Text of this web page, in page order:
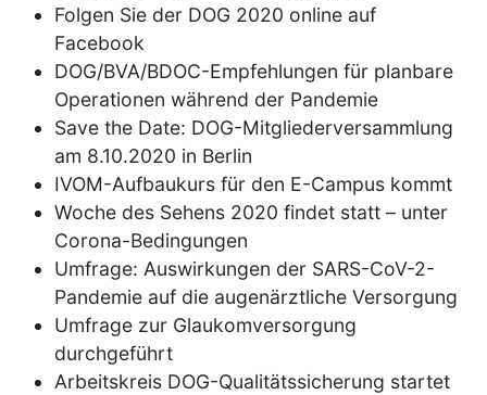
Folgen Sie der DOG 2020 online auf
Facebook
DOG/BVA/BDOC-Empfehlungen für planbare
Operationen während der Pandemie
Save the Date: DOG-Mitgliederversammlung
am 8.10.2020 in Berlin
IVOM-Aufbaukurs für den E-Campus kommt
Woche des Sehens 2020 findet statt – unter
Corona-Bedingungen
Umfrage: Auswirkungen der SARS-CoV-2-
Pandemie auf die augenärztliche Versorgung
Umfrage zur Glaukomversorgung
durchgeführt
Arbeitskreis DOG-Qualitätssicherung startet